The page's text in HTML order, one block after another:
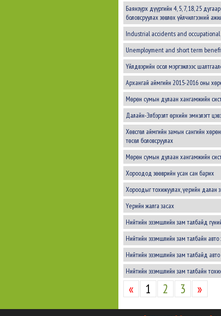
Баянзүрх дүүргийн 4, 5, 7, 18, 25
боловсруулах зөвлөх үйлчилгээний
Industrial accidents and
Unemployment and short term
Үйлдвэрийн осол мэргэжлээс
Архангай аймгийн 2015-2016 оны
Мөрөн сумын дулаан хангамжийн
Далайн-Элбэрэлт өрхийн эмнэлэгт
Хөвсгөл аймгийн замын сангийн
төсөл боловсруулах
Мөрөн сумын дулаан хангамжийн
Хороодод зөөврийн усан сан барих
Хороодыг тохижуулах, үерийн далан
Үерийн жалга засах
Нийтийн эзэмшлийн зам талбайд
Нийтийн эзэмшлийн зам талбайн авто
Нийтийн эзэмшлийн зам талбайд авто
Нийтийн эзэмшлийн зам талбайн
« 1 2 3 »